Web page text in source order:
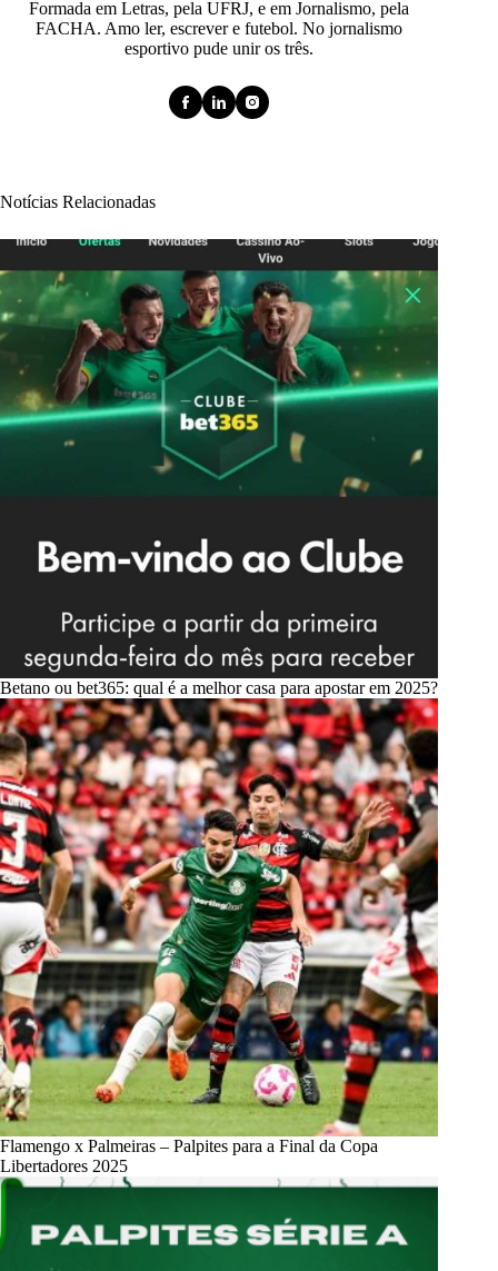
Formada em Letras, pela UFRJ, e em Jornalismo, pela
FACHA. Amo ler, escrever e futebol. No jornalismo
esportivo pude unir os três.
Notícias Relacionadas
Betano ou bet365: qual é a melhor casa para apostar em 2025?
Flamengo x Palmeiras – Palpites para a Final da Copa
Libertadores 2025